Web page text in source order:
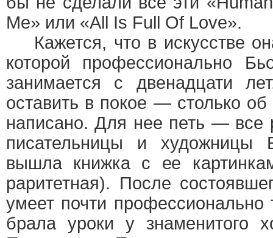
Me» или «All Is Full Of Love».
Кажется, что в искусстве
которой профессионально
занимается с двенадцати
оставить в покое — столько
написано. Для нее петь — все
писательницы и художницы
вышла книжка с ее
раритетная). После
умеет почти профессионально
брала уроки у знаменитого